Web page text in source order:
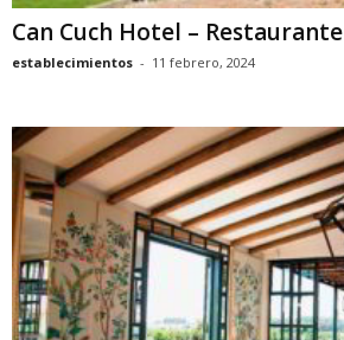
Can Cuch Hotel – Restaurante
establecimientos - 11 febrero, 2024